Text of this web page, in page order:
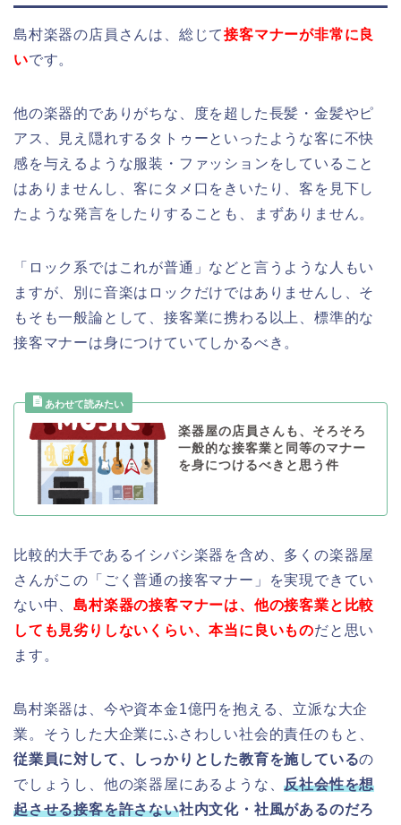
島村楽器の店員さんは、総じて接客マナーが非常に良
いです。
他の楽器的でありがちな、度を超した長髪・金髪やピ
アス、見え隠れするタトゥーといったような客に不快
感を与えるような服装・ファッションをしていること
はありませんし、客にタメ口をきいたり、客を見下し
たような発言をしたりすることも、まずありません。
「ロック系ではこれが普通」などと言うような人もい
ますが、別に音楽はロックだけではありませんし、そ
もそも一般論として、接客業に携わる以上、標準的な
接客マナーは身につけていてしかるべき。
楽器屋の店員さんも、そろそろ
一般的な接客業と同等のマナー
を身につけるべきと思う件
比較的大手であるイシバシ楽器を含め、多くの楽器屋
さんがこの「ごく普通の接客マナー」を実現できてい
ない中、島村楽器の接客マナーは、他の接客業と比較
しても見劣りしないくらい、本当に良いものだと思い
ます。
島村楽器は、今や資本金1億円を抱える、立派な大企
業。そうした大企業にふさわしい社会的責任のもと、
従業員に対して、しっかりとした教育を施しているの
でしょうし、他の楽器屋にあるような、反社会性を想
起させる接客を許さない社内文化・社風があるのだろ